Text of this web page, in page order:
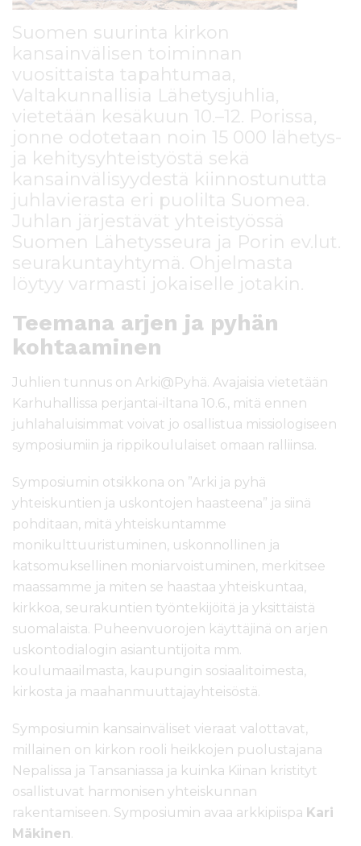
Suomen suurinta kirkon
kansainvälisen toiminnan
vuosittaista tapahtumaa,
Valtakunnallisia Lähetysjuhlia,
vietetään kesäkuun 10.–12. Porissa,
jonne odotetaan noin 15 000 lähetys-
ja kehitysyhteistyöstä sekä
kansainvälisyydestä kiinnostunutta
juhlavierasta eri puolilta Suomea.
Juhlan järjestävät yhteistyössä
Suomen Lähetysseura ja Porin ev.lut.
seurakuntayhtymä. Ohjelmasta
löytyy varmasti jokaiselle jotakin.
Teemana arjen ja pyhän
kohtaaminen
Juhlien tunnus on Arki@Pyhä. Avajaisia vietetään
Karhuhallissa perjantai-iltana 10.6., mitä ennen
juhlahaluisimmat voivat jo osallistua missiologiseen
symposiumiin ja rippikoululaiset omaan ralliinsa.
Symposiumin otsikkona on ”Arki ja pyhä
yhteiskuntien ja uskontojen haasteena” ja siinä
pohditaan, mitä yhteiskuntamme
monikulttuuristuminen, uskonnollinen ja
katsomuksellinen moniarvoistuminen, merkitsee
maassamme ja miten se haastaa yhteiskuntaa,
kirkkoa, seurakuntien työntekijöitä ja yksittäistä
suomalaista. Puheenvuorojen käyttäjinä on arjen
uskontodialogin asiantuntijoita mm.
koulumaailmasta, kaupungin sosiaalitoimesta,
kirkosta ja maahanmuuttajayhteisöstä.
Symposiumin kansainväliset vieraat valottavat,
millainen on kirkon rooli heikkojen puolustajana
Nepalissa ja Tansaniassa ja kuinka Kiinan kristityt
osallistuvat harmonisen yhteiskunnan
rakentamiseen. Symposiumin avaa arkkipiispa Kari
Mäkinen.